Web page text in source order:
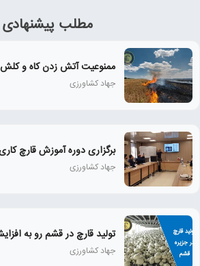
مطلب پیشنهادی
ممنوعیت آتش زدن کاه و
جهاد کشاورزی
برگزاری دوره آموزش قارچ
جهاد کشاورزی
تولید قارچ در قشم رو به
جهاد کشاورزی